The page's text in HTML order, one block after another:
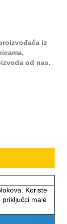
iz
od nas.
Koriste
priključci male